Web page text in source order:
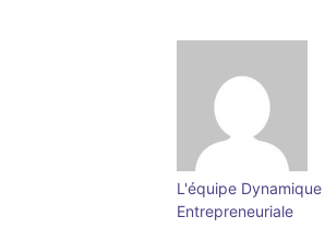
L'équipe Dynamique
Entrepreneuriale